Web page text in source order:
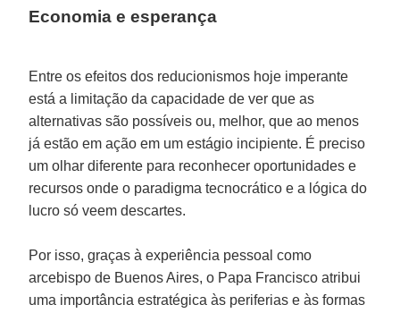
Economia e esperança
Entre os efeitos dos reducionismos hoje imperante
está a limitação da capacidade de ver que as
alternativas são possíveis ou, melhor, que ao menos
já estão em ação em um estágio incipiente. É preciso
um olhar diferente para reconhecer oportunidades e
recursos onde o paradigma tecnocrático e a lógica do
lucro só veem descartes.
Por isso, graças à experiência pessoal como
arcebispo de Buenos Aires, o Papa Francisco atribui
uma importância estratégica às periferias e às formas